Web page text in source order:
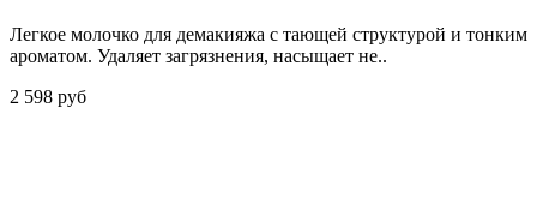
Легкое молочко для демакияжа с тающей структурой и тонким
ароматом. Удаляет загрязнения, насыщает не..
2 598 руб